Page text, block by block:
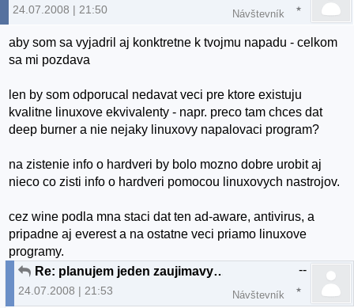
24.07.2008 | 21:50 Návštevník
aby som sa vyjadril aj konktretne k tvojmu napadu - celkom
sa mi pozdava
len by som odporucal nedavat veci pre ktore existuju
kvalitne linuxove ekvivalenty - napr. preco tam chces dat
deep burner a nie nejaky linuxovy napalovaci program?
na zistenie info o hardveri by bolo mozno dobre urobit aj
nieco co zisti info o hardveri pomocou linuxovych nastrojov.
cez wine podla mna staci dat ten ad-aware, antivirus, a
pripadne aj everest a na ostatne veci priamo linuxove
programy.
Re: planujem jeden zaujimavy projekt...
24.07.2008 | 21:53
--
Návštevník